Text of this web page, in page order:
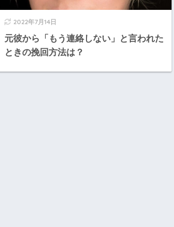
2022年7月14日
元彼から「もう連絡しない」と言われた
ときの挽回方法は？